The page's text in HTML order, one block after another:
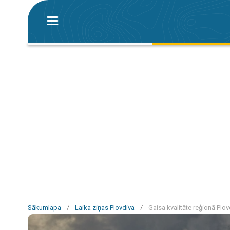
Sākumlapa / Laika ziņas Plovdiva / Gaisa kvalitāte reģionā